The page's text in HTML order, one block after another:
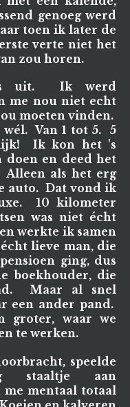
genoeg werd
toen ik later de
verte niet het
zou horen.
uit. Ik werd
me nou niet echt
moeten vinden.
Van 1 tot 5. 5
Ik kon het 's
doen en deed het
Alleen als het erg
auto. Dat vond ik
10 kilometer
was niet écht
werkte ik samen
lieve man, die
ging, dus
boekhouder, die
Maar al snel
een ander pand.
groter, waar we
te werken.
speelde
aan
mentaal totaal